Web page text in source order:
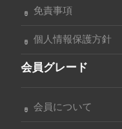
免責事項
個人情報保護方針
会員グレード
会員について